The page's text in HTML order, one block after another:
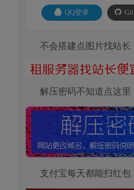
QQ登录
不会搭建点图片找站长
解压密码不知道点这里
支付宝每天都能扫红包